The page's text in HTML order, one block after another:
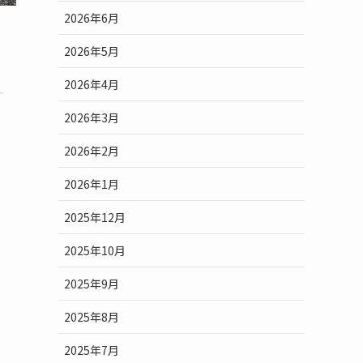
2026年6月
2026年5月
2026年4月
2026年3月
2026年2月
2026年1月
2025年12月
2025年10月
2025年9月
2025年8月
2025年7月